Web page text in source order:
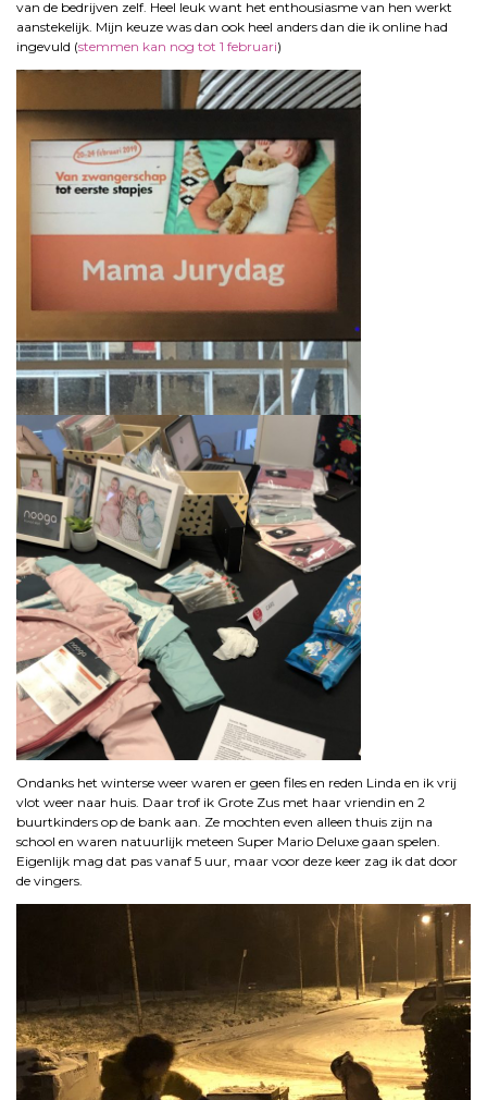
van de bedrijven zelf. Heel leuk want het enthousiasme van hen werkt
aanstekelijk. Mijn keuze was dan ook heel anders dan die ik online had
ingevuld (stemmen kan nog tot 1 februari)
Ondanks het winterse weer waren er geen files en reden Linda en ik vrij
vlot weer naar huis. Daar trof ik Grote Zus met haar vriendin en 2
buurtkinders op de bank aan. Ze mochten even alleen thuis zijn na
school en waren natuurlijk meteen Super Mario Deluxe gaan spelen.
Eigenlijk mag dat pas vanaf 5 uur, maar voor deze keer zag ik dat door
de vingers.